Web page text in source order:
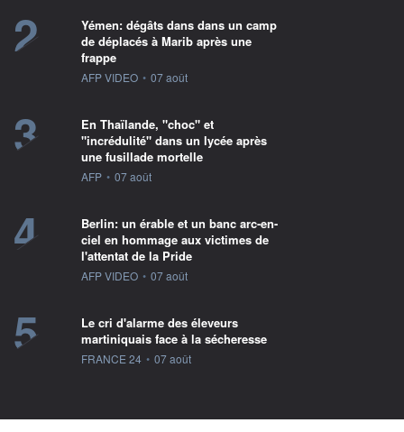
2
Yémen: dégâts dans dans un camp
de déplacés à Marib après une
frappe
information fournie par
AFP VIDEO • 07 août
3
En Thaïlande, "choc" et
"incrédulité" dans un lycée après
une fusillade mortelle
information fournie par
AFP • 07 août
4
Berlin: un érable et un banc arc-en-
ciel en hommage aux victimes de
l'attentat de la Pride
information fournie par
AFP VIDEO • 07 août
5
Le cri d'alarme des éleveurs
martiniquais face à la sécheresse
information fournie par
FRANCE 24 • 07 août